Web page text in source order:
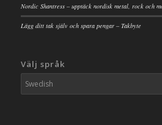
Nordic Shantress – upptäck nordisk metal, rock och
Lägg ditt tak själv och spara pengar – Takbyte
Välj språk